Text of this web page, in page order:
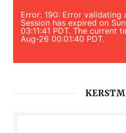
Error: 190: Error validating
Session has expired on
03:11:41 PDT. The current
Aug-26 00:01:40 PDT.